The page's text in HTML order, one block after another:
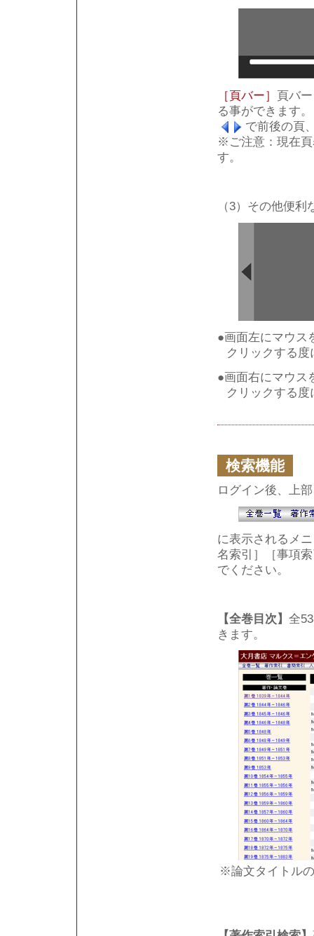
［頁バー］ 頁バ
る事ができます。
で前後の頁
※ご注意：現在頁
す。
（3）その他便利
●画面左にマウ
クリックする
●画面右にマウ
クリックする
検索機能
ログイン後、上
に表示されるメ
名索引］［事項
でください。
【全巻目次】 全
きます。
※論文タイトル